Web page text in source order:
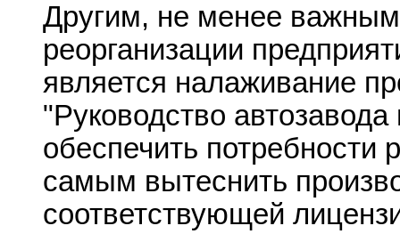
Другим, не менее
реорганизации
является налаживание
"Руководство
обеспечить потребности
самым вытеснить
соответствующей